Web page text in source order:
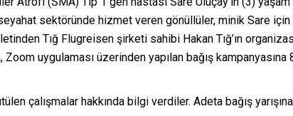
sektöründe hizmet veren gönüllüler, minik Sare
Tığ Flugreisen şirketi sahibi Hakan Tığ’ın
uygulaması üzerinden yapılan bağış
çalışmalar hakkında bilgi verdiler. Adeta bağış